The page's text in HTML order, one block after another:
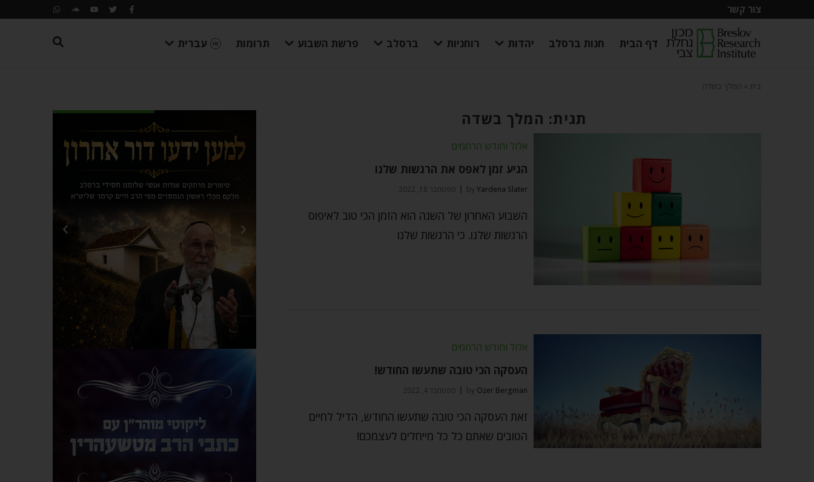
צור קשר
דף הבית חנות ברסלב יהדות רוחניות ברסלב פרשת השבוע תרומות עברית
בית המלך בשדה
תגית: המלך בשדה
אלול וחודש הרחמים
הגיע זמן לאפס את הרגשות שלנו
by Yardena Slater ספטמבר 18, 2022
השבוע האחרון של השנה הוא הזמן הכי טוב לאיפוס
הרגשות שלנו. כי הרגשות שלנו
אלול וחודש הרחמים
העסקה הכי טובה שתעשו החודש!
by Ozer Bergman ספטמבר 4, 2022
זאת העסקה הכי טובה שתעשו החודש, הדיל לחיים
הטובים שאתם כל כל מייחלים לעצמכם!